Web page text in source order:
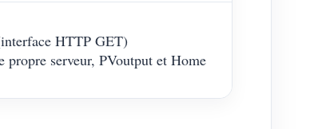
HTTP GET)
propre serveur, PVoutput et Home